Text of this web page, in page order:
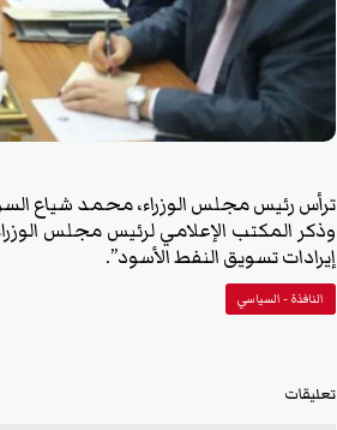
ترأس رئيس مجلس الوزراء، محمد شياع
وذكر المكتب الإعلامي لرئيس مجلس
إيرادات تسويق النفط الأسود”.
النافذة - السياسي
تعليقات